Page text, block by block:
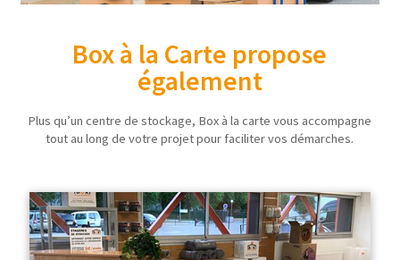
Box à la Carte propose
également
Plus qu’un centre de stockage, Box à la carte vous accompagne
tout au long de votre projet pour faciliter vos démarches.